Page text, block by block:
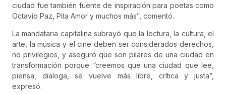
ciudad fue también fuente de inspiración para poetas como
Octavio Paz, Pita Amor y muchos más”, comentó.
La mandataria capitalina subrayó que la lectura, la cultura, el
arte, la música y el cine deben ser considerados derechos,
no privilegios, y aseguró que son pilares de una ciudad en
transformación porque “creemos que una ciudad que lee,
piensa, dialoga, se vuelve más libre, crítica y justa”,
expresó.